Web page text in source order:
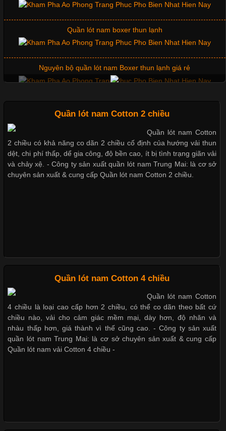
Cập nhật 2026-06-01 14:23:34
Trong môi trường kinh doanh hiện đại, việc xây dựng hình ảnh
chuyên nghiệp đóng vai trò quan trọng đối với sự phát triển của
doanh nghiệp. Một trong những giải pháp hiệu quả được nhiều
đơn vị lựa chọn hiện nay là sử dụng áo thun đồng phục công ty.
Không chỉ giúp tạo sự đồng bộ, áo thun
Chất Liệu Lycra Có Gì Đặc Biệt Trong Ngành Thời Trang?
Cập nhật 2026-05-27 17:03:46
Vải Lycra Là Gì? Chất Liệu Co Giãn Được Ưa Chuộng Trong
Chất Liệu Bamboo Xu Hướng Mới Trong Ngành Thời Trang
Cập nhật 2026-05-21 14:59:25
Trong những năm gần đây, vải Bamboo đang trở thành một
trong những chất liệu được yêu thích trong ngành thời trang
nhờ đặc tính mềm mại, thoáng khí và thân thiện với môi trường.
Không chỉ được ứng dụng trong quần áo thường ngày, loại vải
Nguyên bộ quần lót nam Boxer thun lạnh giá rẻ
Dễ chịu hơn với quần lót nam giá rẻ vải Cotton 4 chiều
Thị hiều quần lót nam bơi lội nam và nữ 2017
Mẫu quần lót nam giá rẻ sốt hè 2017
Những mẩu quần lót nam thông dụng hiện nay
Bộ sưu tập quần lót nam Boxer TpHCM
Quần lót nam Cotton 2 chiều
Quần lót nam Cotton
2 chiều có khả năng co dãn 2 chiều cố định của hướng vải thun
dệt, chi phí thấp, dể gia công, độ bền cao, ít bị tình trạng giãn vải
và chảy xệ. - Công ty sản xuất quần lót nam Trung Mai: là cơ sở
chuyên sản xuất & cung cấp Quần lót nam Cotton 2 chiều.
Quần lót nam Cotton 4 chiều
Quần lót nam Cotton
4 chiều là loại cao cấp hơn 2 chiều, có thể co dãn theo bất cứ
chiều nào, vải cho cảm giác mềm mại, dày hơn, độ nhăn và
nhàu thấp hơn, giá thành vì thế cũng cao. - Công ty sản xuất
quần lót nam Trung Mai: là cơ sở chuyên sản xuất & cung cấp
Quần lót nam vải Cotton 4 chiều -